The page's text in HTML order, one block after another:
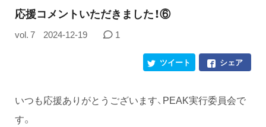
応援コメントいただきました！⑥
vol. 7 2024-12-19 1
シェア
ツイート
いつも応援ありがとうございます、PEAK実行委員会で
す。